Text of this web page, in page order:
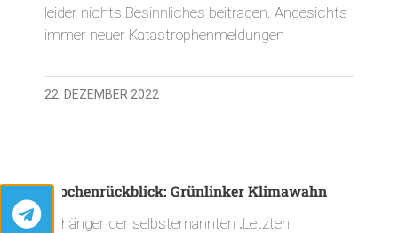
leider nichts Besinnliches beitragen. Angesichts
immer neuer Katastrophenmeldungen
22. DEZEMBER 2022
Wochenrückblick: Grünlinker Klimawahn
Anhänger der selbsternannten „Letzten